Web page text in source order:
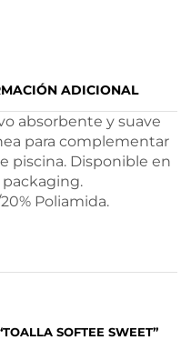
ADICIONAL
absorbente y suave
para complementar
piscina. Disponible en
Poliamida.
SOFTEE SWEET”